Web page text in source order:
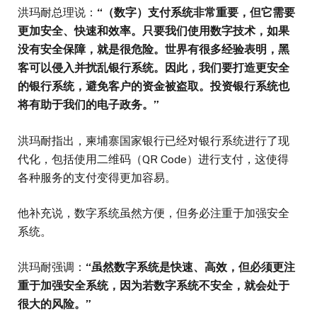
洪玛耐总理说： “（数字）支付系统非常重要，但它需要
更加安全、快速和效率。只要我们使用数字技术，如果
没有安全保障，就是很危险。世界有很多经验表明，黑
客可以侵入并扰乱银行系统。因此，我们要打造更安全
的银行系统，避免客户的资金被盗取。投资银行系统也
将有助于我们的电子政务。”
洪玛耐指出，柬埔寨国家银行已经对银行系统进行了现
代化，包括使用二维码（QR Code）进行支付，这使得
各种服务的支付变得更加容易。
他补充说，数字系统虽然方便，但务必注重于加强安全
系统。
洪玛耐强调： “虽然数字系统是快速、高效，但必须更注
重于加强安全系统，因为若数字系统不安全，就会处于
很大的风险。”